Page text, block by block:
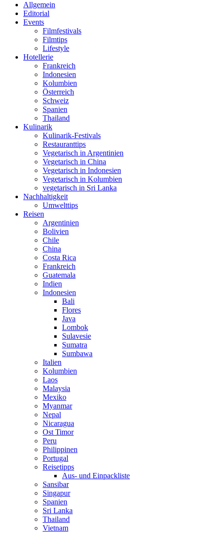
Allgemein
Editorial
Events
Filmfestivals
Filmtips
Lifestyle
Hotellerie
Frankreich
Indonesien
Kolumbien
Österreich
Schweiz
Spanien
Thailand
Kulinarik
Kulinarik-Festivals
Restauranttips
Vegetarisch in Argentinien
Vegetarisch in China
Vegetarisch in Indonesien
Vegetarisch in Kolumbien
vegetarisch in Sri Lanka
Nachhaltigkeit
Umwelttips
Reisen
Argentinien
Bolivien
Chile
China
Costa Rica
Frankreich
Guatemala
Indien
Indonesien
Bali
Flores
Java
Lombok
Sulavesie
Sumatra
Sumbawa
Italien
Kolumbien
Laos
Malaysia
Mexiko
Myanmar
Nepal
Nicaragua
Ost Timor
Peru
Philippinen
Portugal
Reisetipps
Aus- und Einpackliste
Sansibar
Singapur
Spanien
Sri Lanka
Thailand
Vietnam